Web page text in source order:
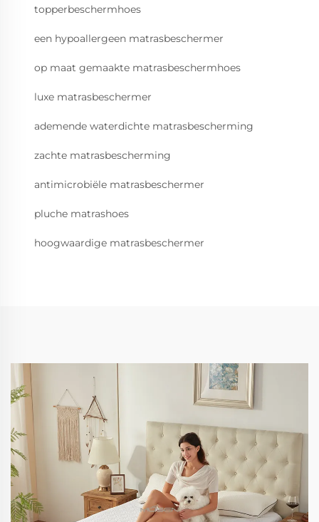
topperbeschermhoes
een hypoallergeen matrasbeschermer
op maat gemaakte matrasbeschermhoes
luxe matrasbeschermer
ademende waterdichte matrasbescherming
zachte matrasbescherming
antimicrobiële matrasbeschermer
pluche matrashoes
hoogwaardige matrasbeschermer